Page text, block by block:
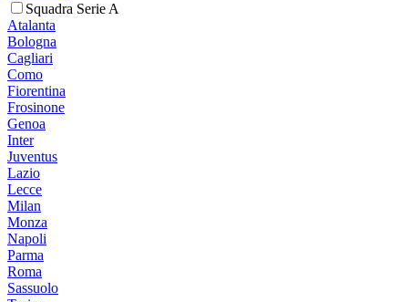
Squadra Serie A
Atalanta
Bologna
Cagliari
Como
Fiorentina
Frosinone
Genoa
Inter
Juventus
Lazio
Lecce
Milan
Monza
Napoli
Parma
Roma
Sassuolo